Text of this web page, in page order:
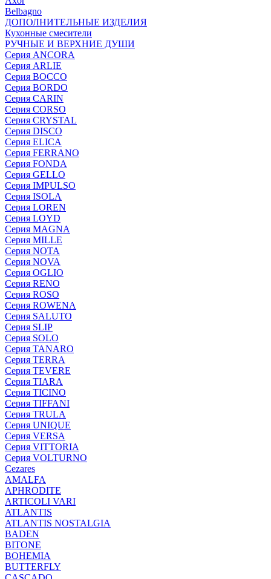
Belbagno
ДОПОЛНИТЕЛЬНЫЕ ИЗДЕЛИЯ
Кухонные смесители
РУЧНЫЕ И ВЕРХНИЕ ДУШИ
Серия ANCORA
Серия ARLIE
Серия BOCCO
Серия BORDO
Серия CARIN
Серия CORSO
Серия CRYSTAL
Серия DISCO
Серия ELICA
Серия FERRANO
Серия FONDA
Серия GELLO
Серия IMPULSO
Серия ISOLA
Серия LOREN
Серия LOYD
Серия MAGNA
Серия MILLE
Серия NOTA
Серия NOVA
Серия OGLIO
Серия RENO
Серия ROSO
Серия ROWENA
Серия SALUTO
Серия SLIP
Серия SOLO
Серия TANARO
Серия TERRA
Серия TEVERE
Серия TIARA
Серия TICINO
Серия TIFFANI
Серия TRULA
Серия UNIQUE
Серия VERSA
Серия VITTORIA
Серия VOLTURNO
Cezares
AMALFA
APHRODITE
ARTICOLI VARI
ATLANTIS
ATLANTIS NOSTALGIA
BADEN
BITONE
BOHEMIA
BUTTERFLY